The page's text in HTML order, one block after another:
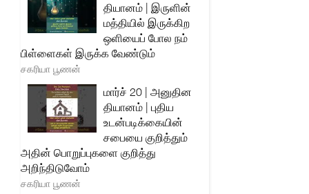
தியானம் | இருளின்
மத்தியில் இருக்கிற
ஒளியைப் போல நம்
பிள்ளைகள் இருக்க வேண்டும்
சகரியா பூணன்
மார்ச் 20 | அனுதின
தியானம் | புதிய
உடன்படிக்கையின்
சபையை குறித்தும்
அதின் பொறுப்புகளை குறித்து
அறிந்திடுவோம்
சகரியா பூணன்